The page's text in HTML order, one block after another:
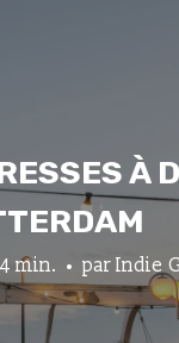
À
4 min. par Indie